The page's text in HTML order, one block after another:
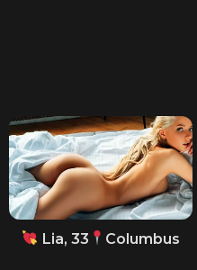
Lia, 33 Columbus